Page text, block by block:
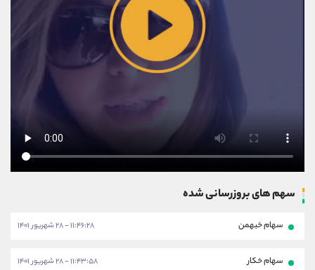
سهم های بروزرسانی شده
سهام خبهمن ۱۱:۴۶:۲۸ - ۲۸ شهریور ۱۴۰۱
سهام خکار ۱۱:۴۳:۵۸ - ۲۸ شهریور ۱۴۰۱